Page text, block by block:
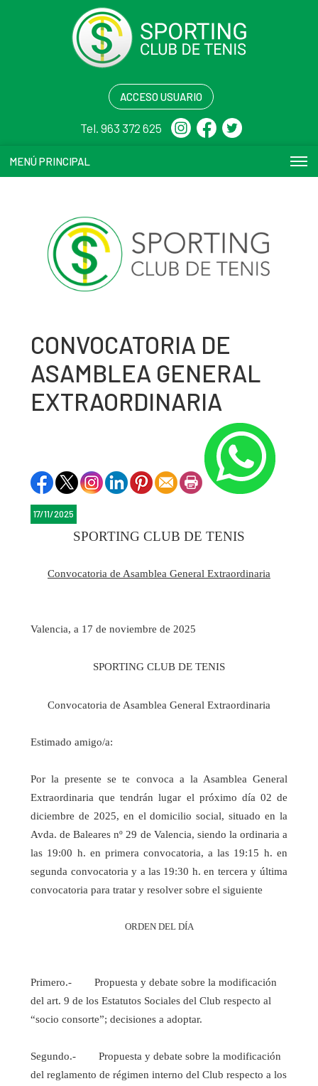
ACCESO USUARIO
Tel. 963 372 625
MENÚ PRINCIPAL
CONVOCATORIA DE
ASAMBLEA GENERAL
EXTRAORDINARIA
17/11/2025
SPORTING CLUB DE TENIS
Convocatoria de Asamblea General Extraordinaria
Valencia, a 17 de noviembre de 2025
SPORTING CLUB DE TENIS
Convocatoria de Asamblea General Extraordinaria
Estimado amigo/a:
Por la presente se te convoca a la Asamblea General
Extraordinaria que tendrán lugar el próximo día 02 de
diciembre de 2025, en el domicilio social, situado en la
Avda. de Baleares nº 29 de Valencia, siendo la ordinaria a
las 19:00 h. en primera convocatoria, a las 19:15 h. en
segunda convocatoria y a las 19:30 h. en tercera y última
convocatoria para tratar y resolver sobre el siguiente
ORDEN DEL DÍA
Primero.- Propuesta y debate sobre la modificación
del art. 9 de los Estatutos Sociales del Club respecto al
“socio consorte”; decisiones a adoptar.
Segundo.- Propuesta y debate sobre la modificación
del reglamento de régimen interno del Club respecto a los